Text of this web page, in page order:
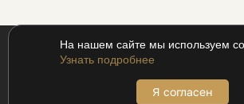
На нашем сайте мы используем
Узнать подробнее
Я согласен